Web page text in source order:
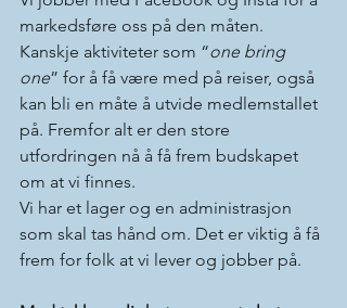
markedsføre oss på den måten.
Kanskje aktiviteter som “one bring
one” for å få være med på reiser, også
kan bli en måte å utvide medlemstallet
på. Fremfor alt er den store
utfordringen nå å få frem budskapet
om at vi finnes.
Vi har et lager og en administrasjon
som skal tas hånd om. Det er viktig å få
frem for folk at vi lever og jobber på.